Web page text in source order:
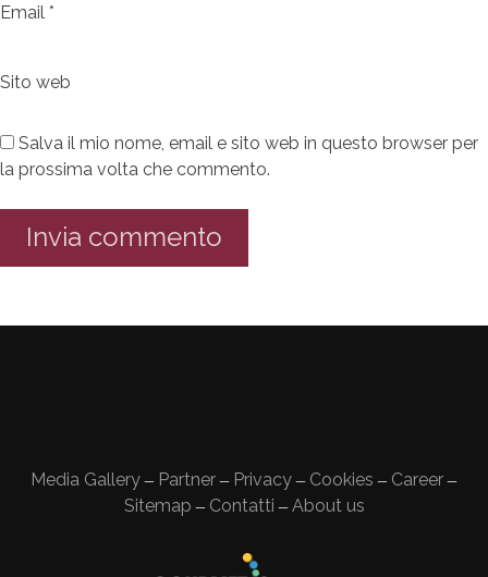
Email *
Sito web
Salva il mio nome, email e sito web in questo browser per
la prossima volta che commento.
Media Gallery — Partner — Privacy — Cookies — Career —
Sitemap — Contatti — About us